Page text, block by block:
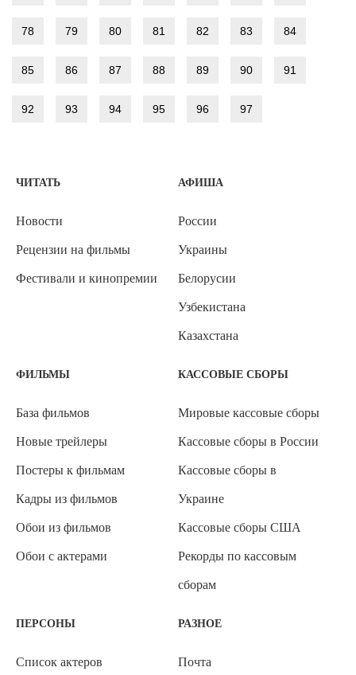
78 79 80 81 82 83 84
85 86 87 88 89 90 91
92 93 94 95 96 97
ЧИТАТЬ
Новости
Рецензии на фильмы
Фестивали и кинопремии
АФИША
России
Украины
Белорусии
Узбекистана
Казахстана
ФИЛЬМЫ
База фильмов
Новые трейлеры
Постеры к фильмам
Кадры из фильмов
Обои из фильмов
Обои с актерами
КАССОВЫЕ СБОРЫ
Мировые кассовые сборы
Кассовые сборы в России
Кассовые сборы в
Украине
Кассовые сборы США
Рекорды по кассовым
сборам
ПЕРСОНЫ
Список актеров
РАЗНОЕ
Почта